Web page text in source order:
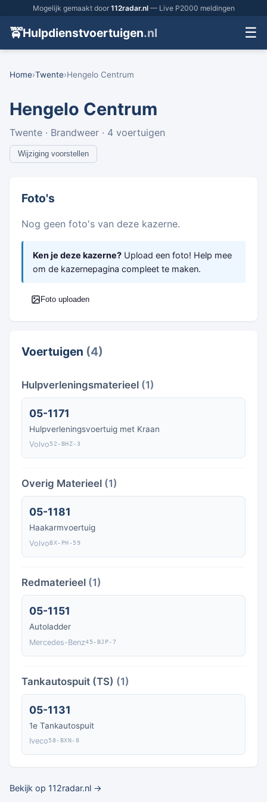
Mogelijk gemaakt door 112radar.nl— Live P2000 meldingen
🚖Hulpdienstvoertuigen.nl ☰
Home›Twente›Hengelo Centrum
Hengelo Centrum
Twente · Brandweer · 4 voertuigen
Wijziging voorstellen
Foto's
Nog geen foto's van deze kazerne.
Ken je deze kazerne? Upload een foto! Help mee
om de kazernepagina compleet te maken.
Foto uploaden
Voertuigen (4)
Hulpverleningsmaterieel (1)
05-1171
Hulpverleningsvoertuig met Kraan
Volvo52-BHZ-3
Overig Materieel (1)
05-1181
Haakarmvoertuig
VolvoBX-PH-59
Redmaterieel (1)
05-1151
Autoladder
Mercedes-Benz45-BJP-7
Tankautospuit (TS) (1)
05-1131
1e Tankautospuit
Iveco58-BXN-8
Bekijk op 112radar.nl →